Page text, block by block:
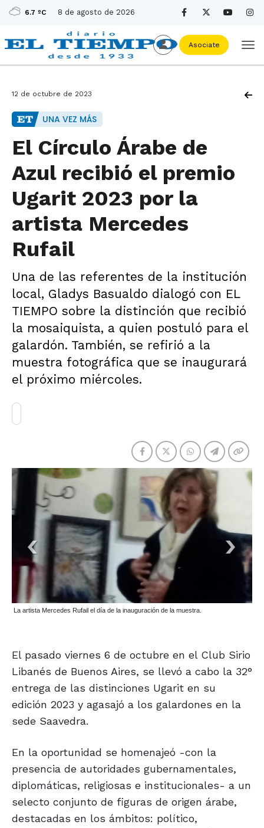
6.7 ºC 8 de agosto de 2026
Asociate
12 de octubre de 2023
UNA VEZ MÁS
El Círculo Árabe de
Azul recibió el premio
Ugarit 2023 por la
artista Mercedes
Rufail
Una de las referentes de la institución
local, Gladys Basualdo dialogó con EL
TIEMPO sobre la distinción que recibió
la mosaiquista, a quien postuló para el
galardón. También, se refirió a la
muestra fotográfica que se inaugurará
el próximo miércoles.
La artista Mercedes Rufail el día de la inauguración de la muestra.
El pasado viernes 6 de octubre en el Club Sirio
Libanés de Buenos Aires, se llevó a cabo la 32°
entrega de las distinciones Ugarit en su
edición 2023 y agasajó a los galardones en la
sede Saavedra.
En la oportunidad se homenajeó -con la
presencia de autoridades gubernamentales,
diplomáticas, religiosas e institucionales- a un
selecto conjunto de figuras de origen árabe,
destacadas en los ámbitos: político,